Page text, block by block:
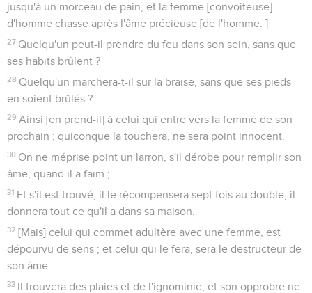
jusqu'à un morceau de pain, et la femme [convoiteuse]
d'homme chasse après l'âme précieuse [de l'homme. ]
27 Quelqu'un peut-il prendre du feu dans son sein, sans que
ses habits brûlent ?
28 Quelqu'un marchera-t-il sur la braise, sans que ses pieds
en soient brûlés ?
29 Ainsi [en prend-il] à celui qui entre vers la femme de son
prochain ; quiconque la touchera, ne sera point innocent.
30 On ne méprise point un larron, s'il dérobe pour remplir son
âme, quand il a faim ;
31 Et s'il est trouvé, il le récompensera sept fois au double, il
donnera tout ce qu'il a dans sa maison.
32 [Mais] celui qui commet adultère avec une femme, est
dépourvu de sens ; et celui qui le fera, sera le destructeur de
son âme.
33 Il trouvera des plaies et de l'ignominie, et son opprobre ne